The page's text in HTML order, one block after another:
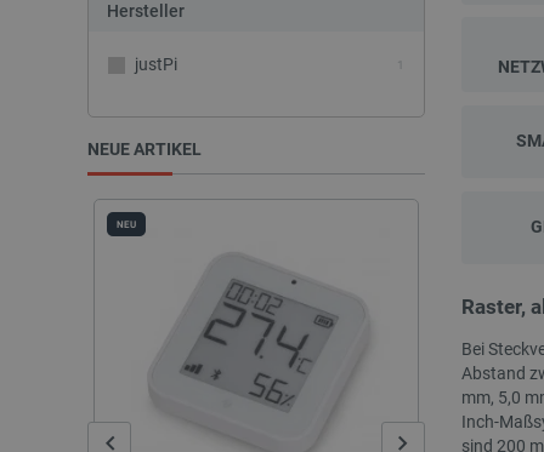
Hersteller
justPi
NEUE ARTIKEL
NEU
Raster,
Bei
Abstand
mm, 5,0
Inch-
sind 200